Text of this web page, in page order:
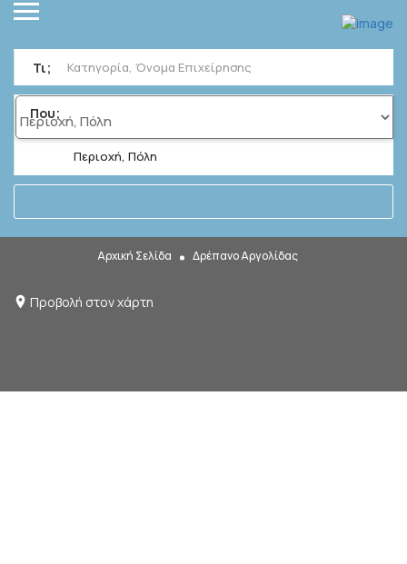
Τι;
Που;
Περιοχή, Πόλη
Αρχική Σελίδα Δρέπανο Αργολίδας
Προβολή στον χάρτη